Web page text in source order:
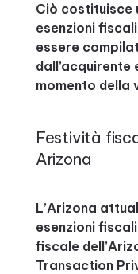
Ciò costituisce
esenzioni
essere
dall’acquirente
momento della
Festività
Arizona
L’Arizona
esenzioni
fiscale
Transaction